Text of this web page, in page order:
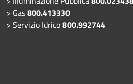
> Gas800.413330
> Servizio Idrico800.992744